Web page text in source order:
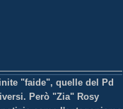
"faide", quelle del Pd
Però "Zia" Rosy